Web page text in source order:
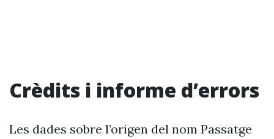
Crèdits i informe d’errors
Les dades sobre l’origen del nom Passatge